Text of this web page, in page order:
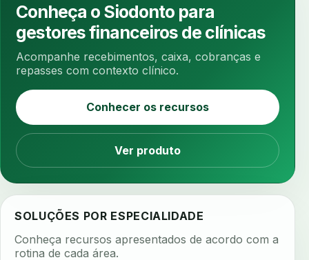
ansiedade odontologica antes e depois
antibiotico
anticoagulantes aparelho intraoral
apertamento diurno apinhamento dentario
apneia do sono apneia sono
apps clinicos aprendizado federado
apresentacao de plano
arcos personalizados armazenamento dados
armazenamento materiais arquivamento exames
arquivo clinico arquivos 3d
Conheça o Siodonto para
gestores financeiros de clínicas
Acompanhe recebimentos, caixa, cobranças e
repasses com contexto clínico.
Conhecer os recursos
Ver produto
SOLUÇÕES POR ESPECIALIDADE
Conheça recursos apresentados de acordo com a
rotina de cada área.